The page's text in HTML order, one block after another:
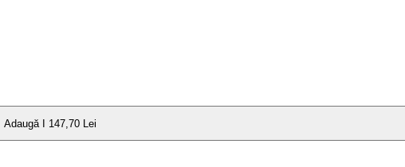
Adaugă I 147,70 Lei